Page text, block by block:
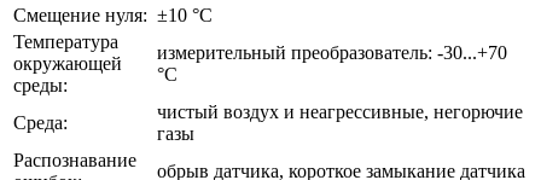
Смещение нуля: ±10 °C
Температура
окружающей
среды:
измерительный преобразователь: -30...+70
°C
Среда:
чистый воздух и неагрессивные, негорючие
газы
Распознавание
обрыв датчика, короткое замыкание датчика